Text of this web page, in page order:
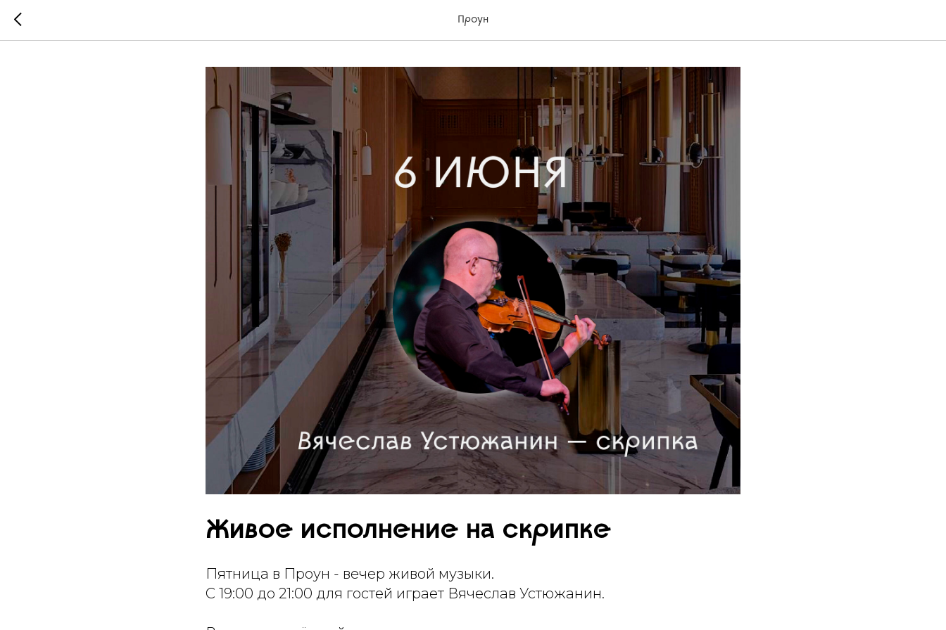
Проун
Живое исполнение на скрипке
Пятница в Проун - вечер живой музыки.
С 19:00 до 21:00 для гостей играет Вячеслав Устюжанин.